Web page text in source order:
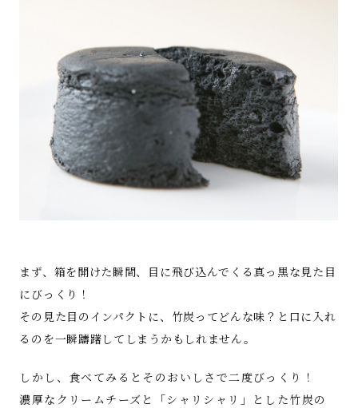
まず、箱を開けた瞬間、目に飛び込んでくる真っ黒な見た目
にびっくり！
その見た目のインパクトに、竹炭ってどんな味？と口に入れ
るのを一瞬躊躇してしまうかもしれません。
しかし、食べてみるとそのおいしさで二度びっくり！
濃厚なクリームチーズと「シャリシャリ」とした竹炭の